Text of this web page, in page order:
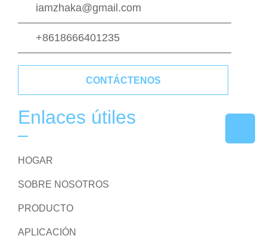
iamzhaka@gmail.com
+8618666401235
CONTÁCTENOS
Enlaces útiles
HOGAR
SOBRE NOSOTROS
PRODUCTO
APLICACIÓN